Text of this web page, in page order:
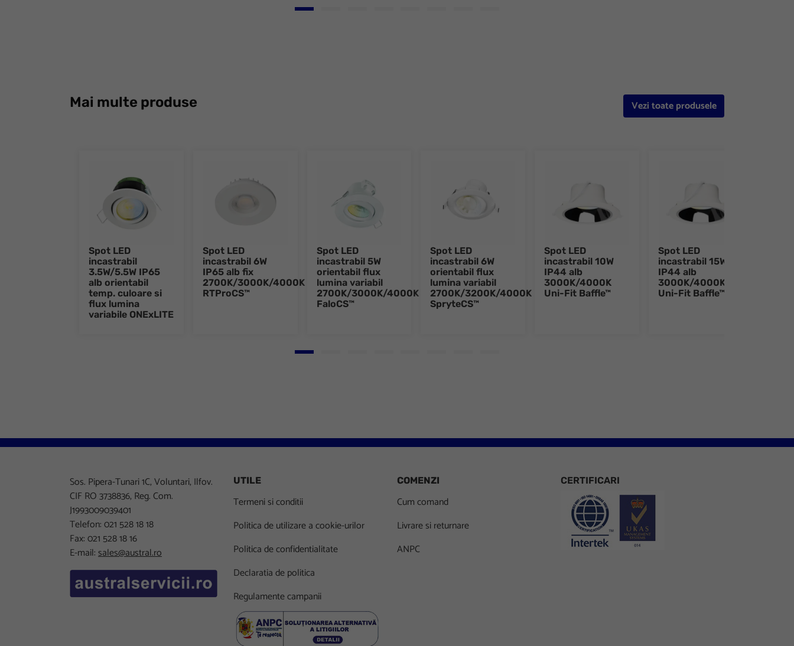
Go to slide 1
Mai multe produse Vezi toate produsele
Spot LED
incastrabil
3.5W/5.5W IP65
alb orientabil
temp. culoare si
flux lumina
variabile ONExLITE
Spot LED
incastrabil 6W
IP65 alb fix
2700K/3000K/4000K
RTProCS™
Spot LED
incastrabil 5W
orientabil flux
lumina variabil
2700K/3000K/4000K
FaloCS™
Spot LED
incastrabil 6W
orientabil flux
lumina variabil
2700K/3200K/4000K
SpryteCS™
Spot LED
incastrabil 10W
IP44 alb
3000K/4000K
Uni-Fit Baffle™
Spot LED
incastrabil 15W
IP44 alb
3000K/4000K
Uni-Fit Baffle™
Go to slide 1
Sos. Pipera-Tunari 1C, Voluntari, Ilfov.
CIF RO 3738836, Reg. Com.
J1993009039401
Telefon: 021 528 18 18
Fax: 021 528 18 16
E-mail:sales@austral.ro
UTILE
Termeni si conditii
Politica de utilizare a cookie-urilor
Politica de confidentialitate
Declaratia de politica
Regulamente campanii
COMENZI
Cum comand
Livrare si returnare
ANPC
CERTIFICARI